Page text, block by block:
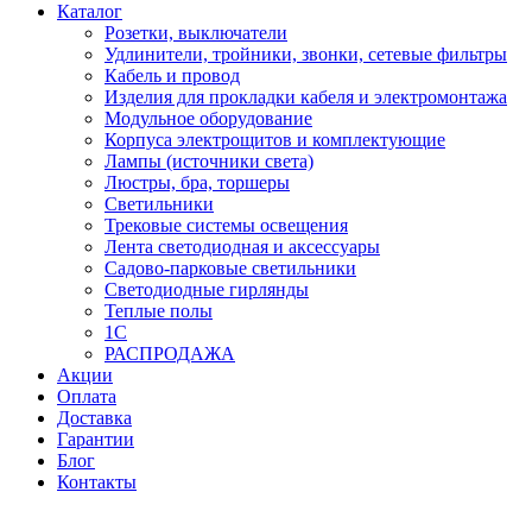
Каталог
Розетки, выключатели
Удлинители, тройники, звонки, сетевые фильтры
Кабель и провод
Изделия для прокладки кабеля и электромонтажа
Модульное оборудование
Корпуса электрощитов и комплектующие
Лампы (источники света)
Люстры, бра, торшеры
Светильники
Трековые системы освещения
Лента светодиодная и аксессуары
Садово-парковые светильники
Светодиодные гирлянды
Теплые полы
1С
РАСПРОДАЖА
Акции
Оплата
Доставка
Гарантии
Блог
Контакты